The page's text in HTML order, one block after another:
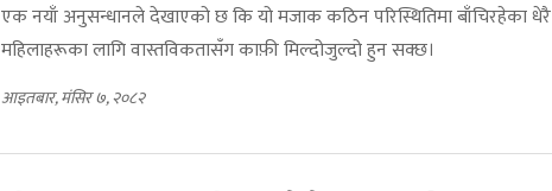
एक नयाँ अनुसन्धानले देखाएको छ कि यो मजाक कठिन परिस्थितिमा बाँचिरहेका धेरै
महिलाहरूका लागि वास्तविकतासँग काफ़ी मिल्दोजुल्दो हुन सक्छ।
आइतबार, मंसिर ७, २०८२